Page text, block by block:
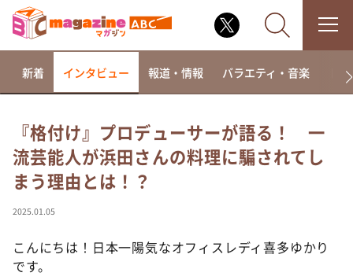
なるみ・岡村の過ぎるTV
相席食堂
これ余談なんですけど・・・
て真剣です
新着 インタビュー 報道・情報 バラエティ・音楽 ド
『格付け』プロデューサーが語る！ 一
流芸能人が浜田さんの料理に騙されてし
まう理由とは！？
2025.01.05
こんにちは！日本一陽気なオフィスレディ喜多ゆかり
です。